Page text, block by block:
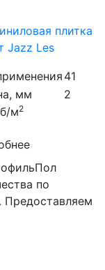
плитка
Jazz Les
41
мм
2
м2
по